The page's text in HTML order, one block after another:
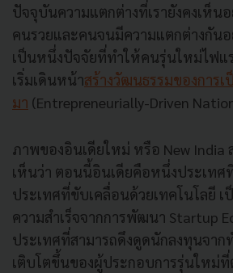
ปัจจุบันความแตกต่างที่เรายังคงเห็น
คนรวยและคนจนมีความแตกต่างกันอ
เป็นหนึ่งปัจจัยที่ทำให้คนรุ่นใหม่ไฟแ
เริ่มเดินหน้าสร้างวัฒนธรรมของการ
มา (Entrepreneurially-Driven
ภาพของอินเดียใหม่ หรือ New India
เห็นว่า ตอนนี้อินเดียคือหนึ่งประเทศ
ประเทศที่ขับเคลื่อนด้วยเทคโนโลยี
ความสำเร็จจากการพัฒนา Startup
ประเทศที่สามารถดึงดูดนักลงทุนจาก
เติบโตขึ้นของผู้ประกอบการรุ่นใหม่ที่